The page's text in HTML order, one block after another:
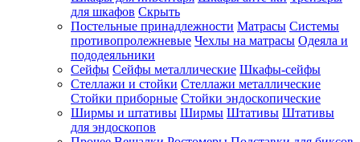
для шкафов Скрыть
Постельные принадлежности Матрасы Системы
противопролежневые Чехлы на матрасы Одеяла и
пододеяльники
Сейфы Сейфы металлические Шкафы-сейфы
Стеллажи и стойки Стеллажи металлические
Стойки приборные Стойки эндоскопические
Ширмы и штативы Ширмы Штативы Штативы
для эндоскопов